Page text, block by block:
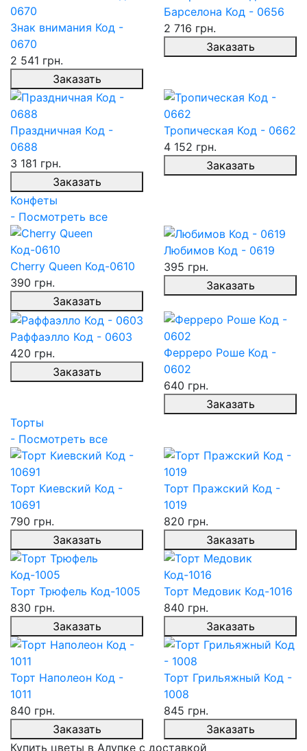
Знак внимания Код -
0670
2 541 грн.
Заказать
Барселона Код - 0656
2 716 грн.
Заказать
Праздничная Код -
0688
3 181 грн.
Заказать
Тропическая Код - 0662
4 152 грн.
Заказать
Конфеты
- Посмотреть все
Cherry Queen Код-0610
390 грн.
Заказать
Любимов Код - 0619
395 грн.
Заказать
Раффаэлло Код - 0603
420 грн.
Заказать
Ферреро Роше Код -
0602
640 грн.
Заказать
Торты
- Посмотреть все
Торт Киевский Код -
10691
790 грн.
Заказать
Торт Пражский Код -
1019
820 грн.
Заказать
Торт Трюфель Код-1005
830 грн.
Заказать
Торт Медовик Код-1016
840 грн.
Заказать
Торт Наполеон Код -
1011
840 грн.
Заказать
Торт Грильяжный Код -
1008
845 грн.
Заказать
Купить цветы в Алупке с доставкой